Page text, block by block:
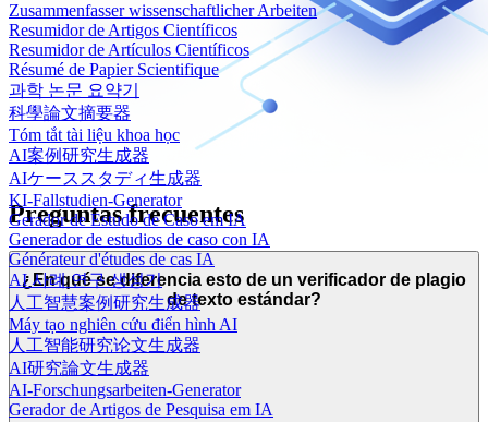
Zusammenfasser wissenschaftlicher Arbeiten
Resumidor de Artigos Científicos
Resumidor de Artículos Científicos
Résumé de Papier Scientifique
과학 논문 요약기
科學論文摘要器
Tóm tắt tài liệu khoa học
AI案例研究生成器
AIケーススタディ生成器
KI-Fallstudien-Generator
Gerador de Estudo de Caso em IA
Generador de estudios de caso con IA
Générateur d'études de cas IA
AI 사례 연구 생성기
人工智慧案例研究生成器
Máy tạo nghiên cứu điển hình AI
人工智能研究论文生成器
AI研究論文生成器
AI-Forschungsarbeiten-Generator
Gerador de Artigos de Pesquisa em IA
Preguntas frecuentes
¿En qué se diferencia esto de un verificador de plagio
de texto estándar?